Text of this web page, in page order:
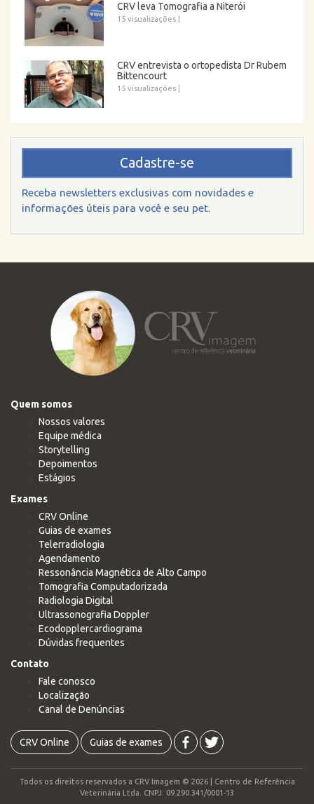
CRV leva Tomografia a Niterói
15 visualizações
CRV entrevista o ortopedista Dr Rubem
Bittencourt
15 visualizações
Cadastre-se
Receba newsletters exclusivas com novidades e
informações úteis para você e seu pet.
Quem somos
Nossos valores
Equipe médica
Storytelling
Depoimentos
Estágios
Exames
CRV Online
Guias de exames
Telerradiologia
Agendamento
Ressonância Magnética de Alto Campo
Tomografia Computadorizada
Radiologia Digital
Ultrassonografia Doppler
Ecodopplercardiograma
Dúvidas frequentes
Contato
Fale conosco
Localização
Canal de Denúncias
CRV Online Guias de exames
Todos os direitos reservados a CRV Imagem © 2026 | Centro de Referência
Veterinária Ltda. CNPJ: 09.290.341/0001-13